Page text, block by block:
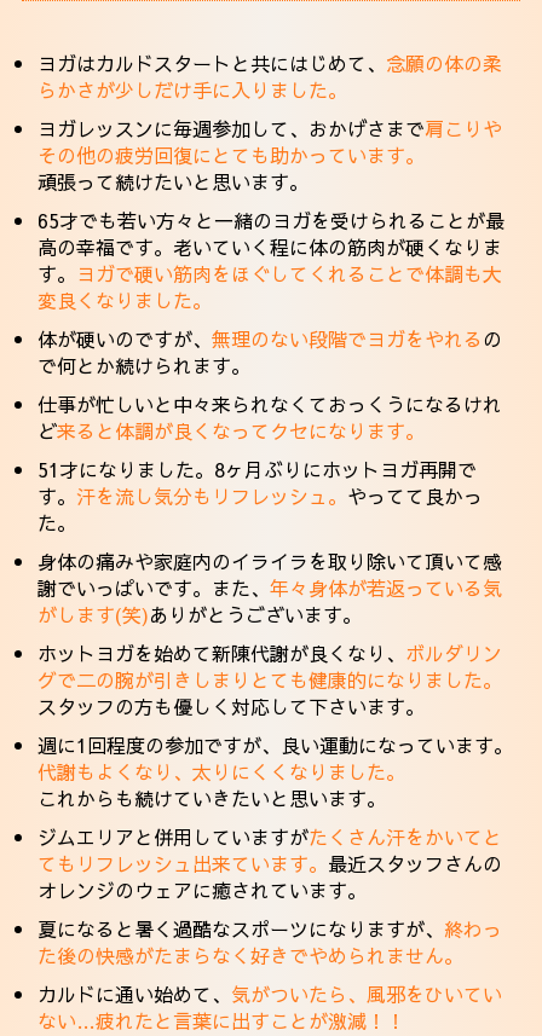
ヨガはカルドスタートと共にはじめて、 念願の体の柔
らかさが少しだけ手に入りました。
ヨガレッスンに毎週参加して、おかげさまで肩こりや
その他の疲労回復にとても助かっています。
頑張って続けたいと思います。
65才でも若い方々と一緒のヨガを受けられることが最
高の幸福です。老いていく程に体の筋肉が硬くなりま
す。 ヨガで硬い筋肉をほぐしてくれることで体調も大
変良くなりました。
体が硬いのですが、無理のない段階でヨガをやれるの
で何とか続けられます。
仕事が忙しいと中々来られなくておっくうになるけれ
ど来ると体調が良くなってクセになります。
51才になりました。8ヶ月ぶりにホットヨガ再開で
す。汗を流し気分もリフレッシュ。 やってて良かっ
た。
身体の痛みや家庭内のイライラを取り除いて頂いて感
謝でいっぱいです。また、年々身体が若返っている気
がします(笑)ありがとうございます。
ホットヨガを始めて新陳代謝が良くなり、 ボルダリン
グで二の腕が引きしまりとても健康的になりました。
スタッフの方も優しく対応して下さいます。
週に1回程度の参加ですが、良い運動になっています。
代謝もよくなり、太りにくくなりました。
これからも続けていきたいと思います。
ジムエリアと併用していますがたくさん汗をかいてと
てもリフレッシュ出来ています。 最近スタッフさんの
オレンジのウェアに癒されています。
夏になると暑く過酷なスポーツになりますが、 終わっ
た後の快感がたまらなく好きでやめられません。
カルドに通い始めて、 気がついたら、風邪をひいてい
ない…疲れたと言葉に出すことが激減！！